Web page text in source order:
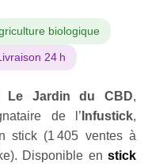
biologique
24 h
Le Jardin du CBD,
de l’ Infustick,
stick (1 405 ventes à
Disponible en stick